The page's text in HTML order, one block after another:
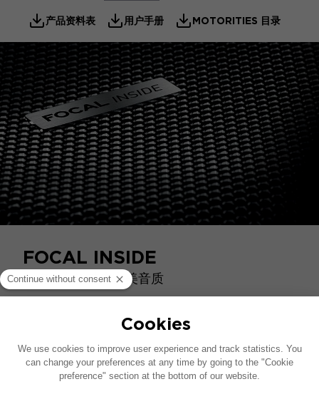
产品资料表 用户手册 MOTORITIES 目录
FOCAL INSIDE
为您的车辆带来完美音质
供量身定制的配置，确保完美兼容。
无需改动车内结构，只需选择即插即用的高保真
解决方案，便可轻松更换您的车辆音响系统。